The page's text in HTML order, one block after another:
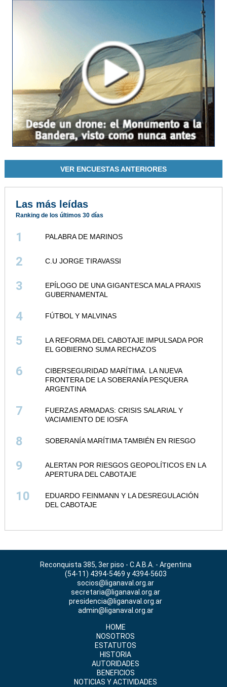
VER ENCUESTAS ANTERIORES
Las más leídas
Ranking de los últimos 30 días
1 PALABRA DE MARINOS
2 C.U JORGE TIRAVASSI
3
EPÍLOGO DE UNA GIGANTESCA MALA PRAXIS
GUBERNAMENTAL
4 FÚTBOL Y MALVINAS
5
LA REFORMA DEL CABOTAJE IMPULSADA POR
EL GOBIERNO SUMA RECHAZOS
6
CIBERSEGURIDAD MARÍTIMA. LA NUEVA
FRONTERA DE LA SOBERANÍA PESQUERA
ARGENTINA
7
FUERZAS ARMADAS: CRISIS SALARIAL Y
VACIAMIENTO DE IOSFA
8 SOBERANÍA MARÍTIMA TAMBIÉN EN RIESGO
9
ALERTAN POR RIESGOS GEOPOLÍTICOS EN LA
APERTURA DEL CABOTAJE
10
EDUARDO FEINMANN Y LA DESREGULACIÓN
DEL CABOTAJE
Reconquista 385, 3er piso - C.A.B.A. - Argentina
(54-11) 4394-5469 y 4394-5603
socios@liganaval.org.ar
secretaria@liganaval.org.ar
presidencia@liganaval.org.ar
admin@liganaval.org.ar
HOME
NOSOTROS
ESTATUTOS
HISTORIA
AUTORIDADES
BENEFICIOS
NOTICIAS Y ACTIVIDADES